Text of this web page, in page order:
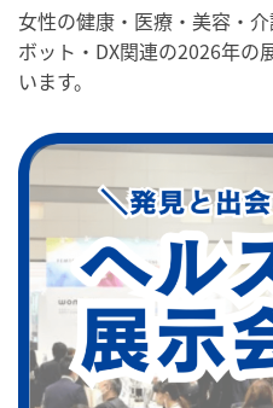
女性の健康・医療・美容・
ボット・DX関連の2026年の
います。